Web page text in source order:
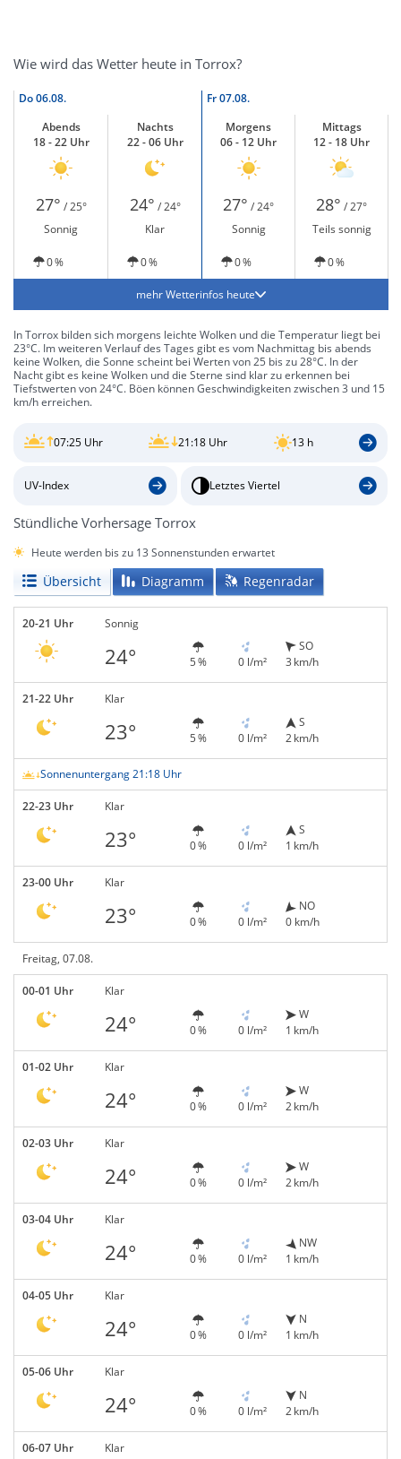
Wie wird das Wetter heute in Torrox?
Do06.08. Fr07.08.
Abends
18 - 22 Uhr
Nachts
22 - 06 Uhr
Morgens
06 - 12 Uhr
Mittags
12 - 18 Uhr
27° / 25° 24° / 24° 27° / 24° 28° / 27°
Sonnig
Klar Sonnig Teils sonnig
0 % 0 % 0 % 0 %
mehr Wetterinfos heute
In Torrox bilden sich morgens leichte Wolken und die Temperatur liegt bei
23°C. Im weiteren Verlauf des Tages gibt es vom Nachmittag bis abends
keine Wolken, die Sonne scheint bei Werten von 25 bis zu 28°C. In der
Nacht gibt es keine Wolken und die Sterne sind klar zu erkennen bei
Tiefstwerten von 24°C. Böen können Geschwindigkeiten zwischen 3 und 15
km/h erreichen.
07:25 Uhr 21:18 Uhr 13 h
UV-Index Letztes Viertel
Stündliche Vorhersage Torrox
Heute werden bis zu 13 Sonnenstunden erwartet
Übersicht Diagramm Regenradar
20-21 Uhr Sonnig
24° 5 % 0 l/m²
SO
3 km/h
21-22 Uhr Klar
23° 5 % 0 l/m²
S
2 km/h
Sonnenuntergang 21:18 Uhr
22-23 Uhr Klar
23° 0 % 0 l/m²
S
1 km/h
23-00 Uhr Klar
23° 0 % 0 l/m²
NO
0 km/h
Freitag, 07.08.
00-01 Uhr Klar
24° 0 % 0 l/m²
W
1 km/h
01-02 Uhr Klar
24° 0 % 0 l/m²
W
2 km/h
02-03 Uhr Klar
24° 0 % 0 l/m²
W
2 km/h
03-04 Uhr Klar
24° 0 % 0 l/m²
NW
1 km/h
04-05 Uhr Klar
24° 0 % 0 l/m²
N
1 km/h
05-06 Uhr Klar
24° 0 % 0 l/m²
N
2 km/h
06-07 Uhr Klar